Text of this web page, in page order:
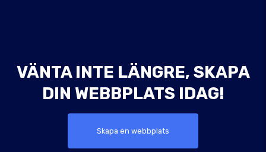
VÄNTA INTE LÄNGRE, SKAPA
DIN WEBBPLATS IDAG!
Skapa en webbplats